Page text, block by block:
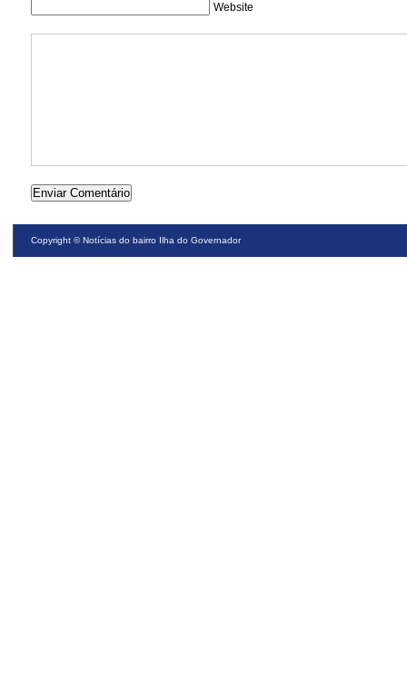
Website
Copyright ©Notícias do bairro Ilha do Governador